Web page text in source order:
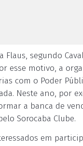
Flaus, segundo
esse motivo, a
com o Poder
Neste ano, por
a banca de
Sorocaba Clube.
em